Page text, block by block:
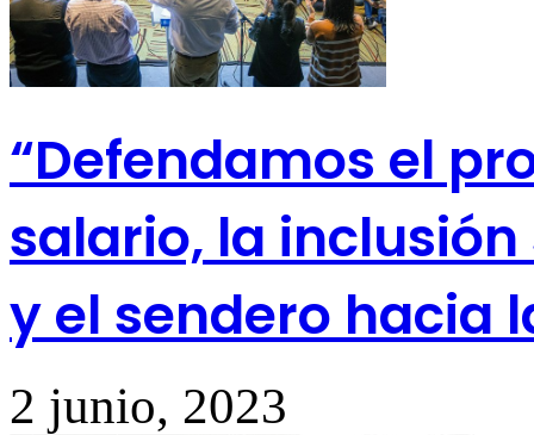
“Defendamos el
salario, la
y el sendero hacia
2 junio, 2023